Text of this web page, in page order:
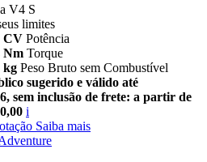
V4 S
limites
CV Potência
Nm Torque
kg Peso Bruto sem Combustível
sugerido e válido até
sem inclusão de frete: a partir de
i
Saiba mais